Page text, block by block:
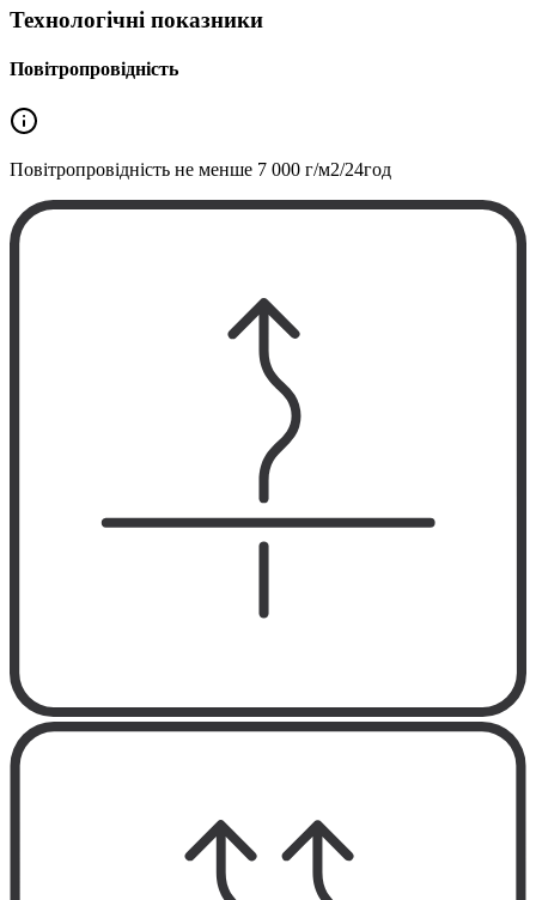
Технологічні показники
Повітропровідність
Повітропровідність не менше 7 000 г/м2/24год